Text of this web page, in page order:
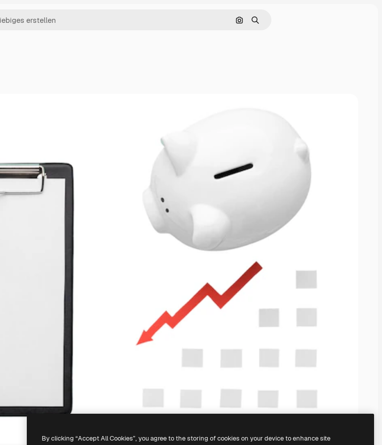
Nach Bild suchen
Suchen
By clicking “Accept All Cookies”, you agree to the storing of cookies on your device to enhance site